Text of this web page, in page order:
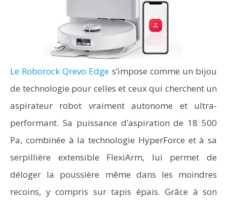
Le Roborock Qrevo Edge s’impose comme un bijou
de technologie pour celles et ceux qui cherchent un
aspirateur robot vraiment autonome et ultra-
performant. Sa puissance d’aspiration de 18 500
Pa, combinée à la technologie HyperForce et à sa
serpillière extensible FlexiArm, lui permet de
déloger la poussière même dans les moindres
recoins, y compris sur tapis épais. Grâce à son